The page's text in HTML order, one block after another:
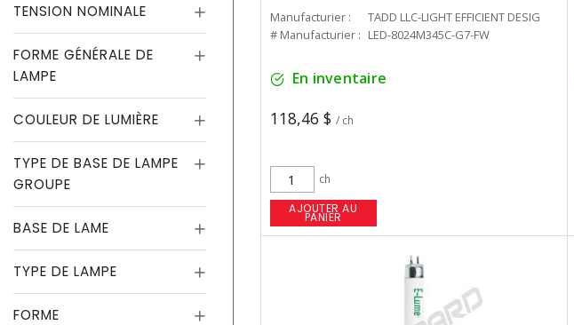
TENSION NOMINALE
FORME GÉNÉRALE DE
LAMPE
COULEUR DE LUMIÈRE
TYPE DE BASE DE LAMPE
GROUPE
BASE DE LAME
TYPE DE LAMPE
FORME
Manufacturier :
TADD LLC-LIGHT EFFICIENT DESIG
# Manufacturier : LED-8024M345C-G7-FW
En inventaire
118,46 $ / ch
ch
AJOUTER AU
PANIER